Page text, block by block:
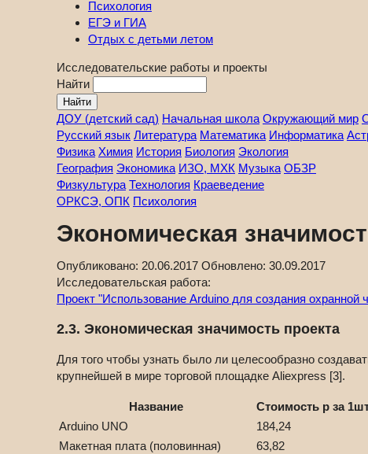
Психология
ЕГЭ и ГИА
Отдых с детьми летом
Исследовательские работы и проекты
Найти
ДОУ (детский сад) Начальная школа Окружающий мир
Русский язык Литература Математика Информатика
Физика Химия История Биология Экология
География Экономика ИЗО, МХК Музыка ОБЗР
Физкультура Технология Краеведение
ОРКСЭ, ОПК Психология
Экономическая
Опубликовано: 20.06.2017 Обновлено: 30.09.2017
Исследовательская работа:
Проект "Использование Arduino для создания
2.3. Экономическая значимость проекта
Для того чтобы узнать было ли целесообразно
крупнейшей в мире торговой площадке Aliexpress [3].
Название Стоимость р за
Arduino UNO
184,24
Макетная плата (половинная)
63,82